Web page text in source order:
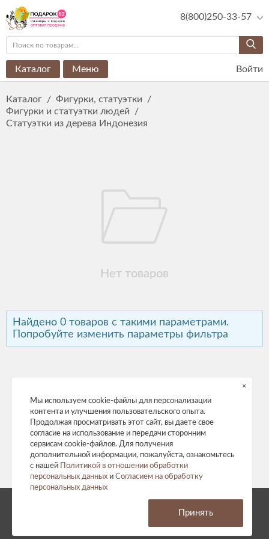
8(800)250-33-57
Каталог Меню Войти
Каталог / Фигурки, статуэтки
/
Фигурки и статуэтки людей
/
Статуэтки из дерева Индонезия
Нет товаров
Найдено 0 товаров с такими параметрами.
Попробуйте изменить параметры фильтра
© 2026 год. Все права защищены.
Согласие на обработку персональных данных
Мы используем cookie-файлы для персонализации
контента и улучшения пользовательского опыта.
Продолжая просматривать этот сайт, вы даете свое
согласие на использование и передачи сторонним
сервисам cookie-файлов. Для получения
дополнительной информации, пожалуйста, ознакомьтесь
с нашей
Политикой в отношении обработки
персональных данных и Согласием на обработку
персональных данных
×
Принять